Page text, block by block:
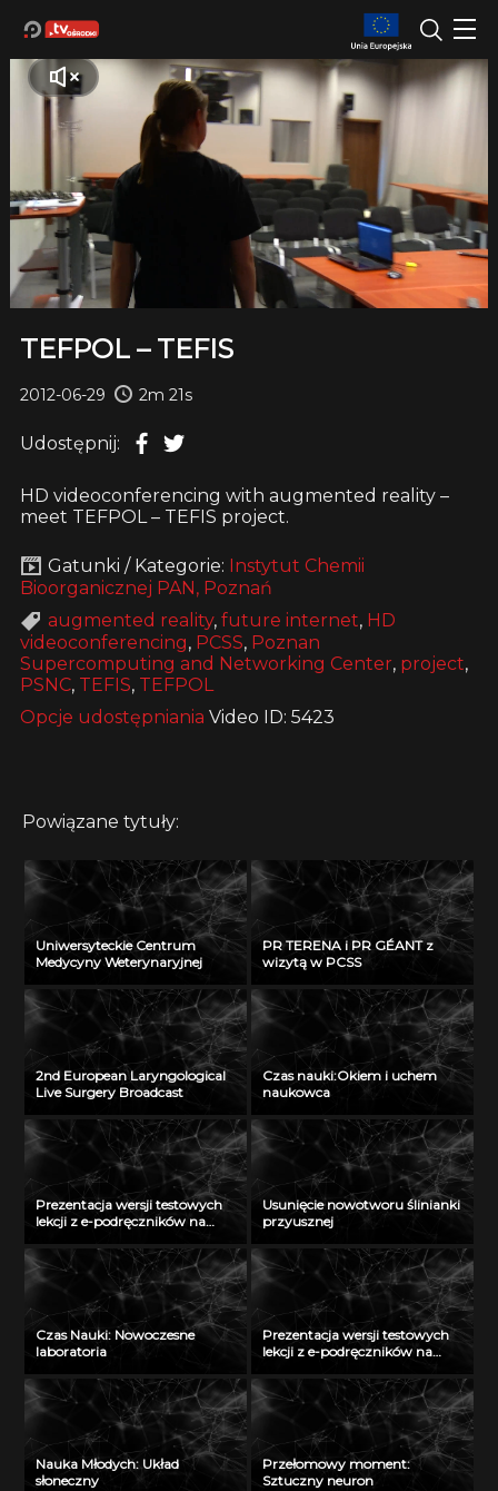
TEFPOL – TEFIS
2012-06-29 2m 21s
Udostępnij:
HD videoconferencing with augmented reality –
meet TEFPOL – TEFIS project.
Gatunki / Kategorie: Instytut Chemii
Bioorganicznej PAN, Poznań
augmented reality, future internet, HD
videoconferencing, PCSS, Poznan
Supercomputing and Networking Center, project,
PSNC, TEFIS, TEFPOL
Opcje udostępniania Video ID: 5423
Powiązane tytuły:
Uniwersyteckie Centrum
Medycyny Weterynaryjnej
PR TERENA i PR GÉANT z
wizytą w PCSS
2nd European Laryngological
Live Surgery Broadcast
Czas nauki:Okiem i uchem
naukowca
Prezentacja wersji testowych
lekcji z e-podręczników na
Usunięcie nowotworu ślinianki
przyusznej
Czas Nauki: Nowoczesne
laboratoria
Prezentacja wersji testowych
lekcji z e-podręczników na
we Wrocławiu
Nauka Młodych: Układ
słoneczny
Przełomowy moment:
Sztuczny neuron